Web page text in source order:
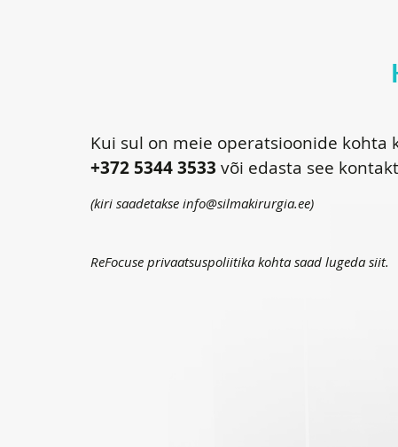
Kui sul on meie operatsioonide kohta
+372 5344 3533 või edasta see
(kiri saadetakse info@silmakirurgia.ee)
ReFocuse privaatsuspoliitika kohta saad lugeda siit.